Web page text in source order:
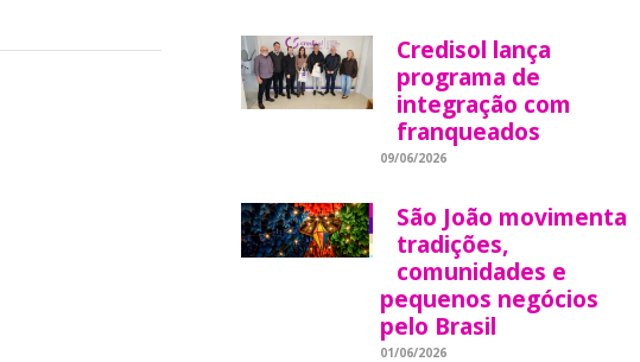
Credisol lança
programa de
integração com
franqueados
09/06/2026
São João movimenta
tradições,
comunidades e
pequenos negócios
pelo Brasil
01/06/2026